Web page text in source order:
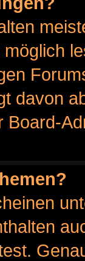
davon
Board-